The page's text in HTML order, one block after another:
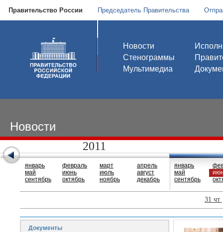
Правительство России Председатель Правительства
Новости
Стенограммы
Мультимедиа
Новости
2011
январь
май
сентябрь
февраль
июнь
октябрь
март
июль
ноябрь
апрель
август
декабрь
январь
май
сентябрь
31 чт
Документы